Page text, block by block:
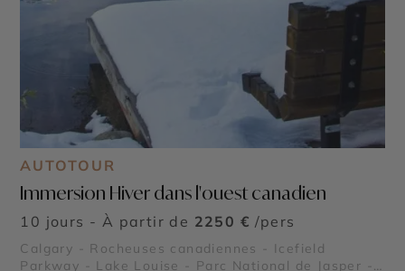
AUTOTOUR
Immersion Hiver dans l'ouest canadien
10 jours - À partir de 2250 € /pers
Calgary - Rocheuses canadiennes - Icefield
Parkway - Lake Louise - Parc National de Jasper -